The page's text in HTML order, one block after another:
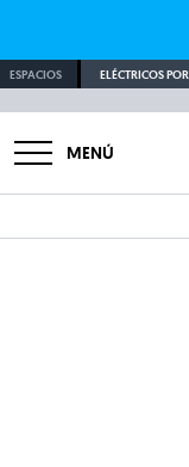
ESPACIOS ELÉCTRICOS POR
MENÚ